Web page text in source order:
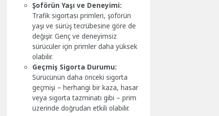
Şoförün Yaşı ve Deneyimi:
Trafik sigortası primleri, şoförün
yaşı ve sürüş tecrübesine göre de
değişir. Genç ve deneyimsiz
sürücüler için primler daha yüksek
olabilir.
Geçmiş Sigorta Durumu:
Sürücünün daha önceki sigorta
geçmişi – herhangi bir kaza, hasar
veya sigorta tazminatı gibi – prim
üzerinde doğrudan etkili olabilir.